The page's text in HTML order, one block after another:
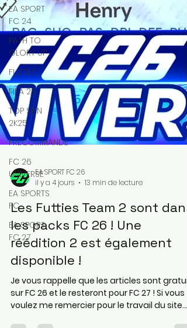
EA SPORT
FC 24
PATH TO
GLORY UP
FUTTIES
FIFA 23
TOP SPIN
2K25
PRECOMMANDE
FC 26
UNIVERSE
EA SPORTS
FC
EA SPORT
FC 27
EA SPORT FC 26
il y a 4 jours
Les Futties Team 2 sont dans
les packs FC 26 ! Une
réédition 2 est également
disponible !
Je vous rappelle que les articles sont
sur FC 26 et le resteront pour FC 27 ! Si vous
voulez me remercier pour le travail du site